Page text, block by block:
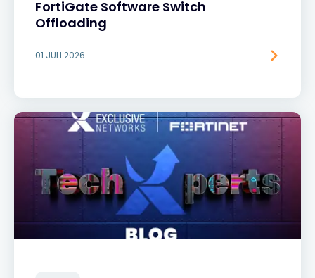
FortiGate Software Switch
Offloading
01 JULI 2026